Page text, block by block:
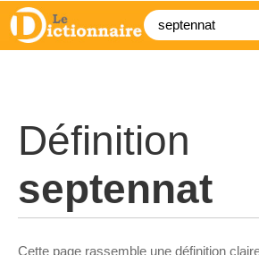
Définition
septennat
Cette page rassemble une définition